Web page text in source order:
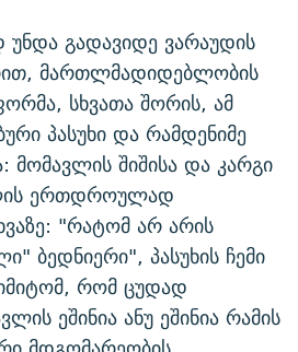
გადავიდე ვარაუდის
მართლმადიდებლობის
სხვათა შორის, ამ
პასუხი და რამდენიმე
მომავლის შიშისა და კარგი
ერთდროულად
"რატომ არ არის
ბედნიერი", პასუხის ჩემი
რომ ცუდად
ეშინია ანუ ეშინია რამის